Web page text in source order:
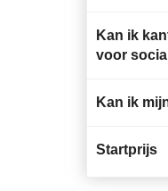
Kan ik
voor
Kan ik
Startprijs